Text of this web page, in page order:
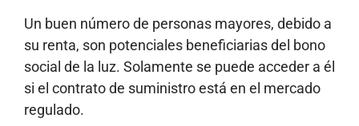
Un buen número de personas mayores, debido a
su renta, son potenciales beneficiarias del bono
social de la luz. Solamente se puede acceder a él
si el contrato de suministro está en el mercado
regulado.